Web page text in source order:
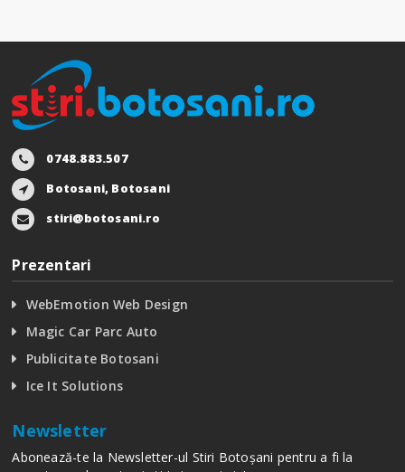
0748.883.507
Botosani, Botosani
stiri@botosani.ro
Prezentari
WebEmotion Web Design
Magic Car Parc Auto
Publicitate Botosani
Ice It Solutions
Newsletter
Abonează-te la Newsletter-ul Stiri Botoșani pentru a fi la